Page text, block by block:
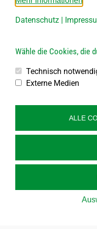
Öffnungszeiten:
Jeden 1. Samstag im
von 8.00 bis 10.00 Uhr
Impressum
Barrierefreiheit
Datenschutz |
Wähle die Cookies, die
Technisch
Externe Medien
ALLE